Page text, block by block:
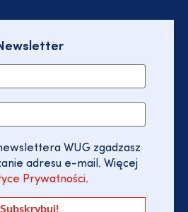
WUG zgadzasz
adresu e-mail. Więcej
Prywatności.